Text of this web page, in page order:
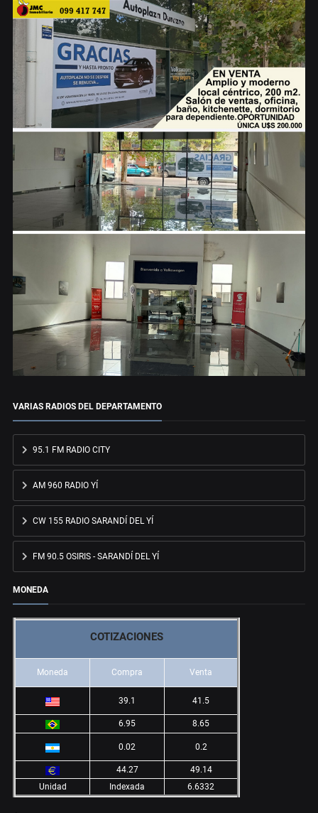
VARIAS RADIOS DEL DEPARTAMENTO
95.1 FM RADIO CITY
AM 960 RADIO YÍ
CW 155 RADIO SARANDÍ DEL YÍ
FM 90.5 OSIRIS - SARANDÍ DEL YÍ
MONEDA
COTIZACIONES
Moneda Compra Venta
39.1 41.5
6.95 8.65
0.02 0.2
44.27
49.14
Unidad
Indexada 6.6332